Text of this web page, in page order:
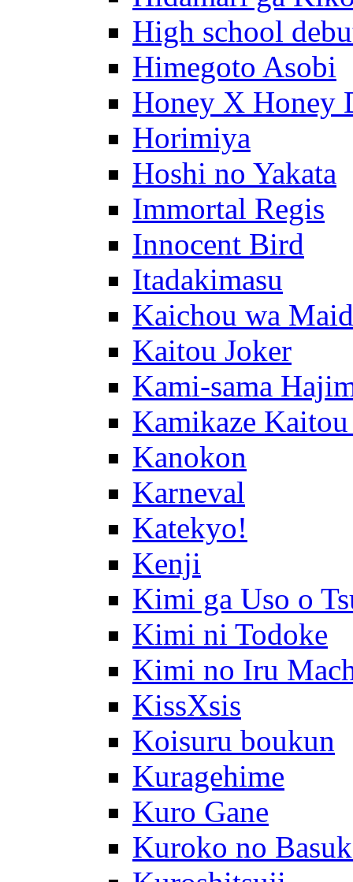
High school
Himegoto Asobi
Honey X Honey
Horimiya
Hoshi no Yakata
Immortal Regis
Innocent Bird
Itadakimasu
Kaichou wa
Kaitou Joker
Kami-sama
Kamikaze Kaitou
Kanokon
Karneval
Katekyo!
Kenji
Kimi ga Uso o
Kimi ni Todoke
Kimi no Iru
KissXsis
Koisuru boukun
Kuragehime
Kuro Gane
Kuroko no